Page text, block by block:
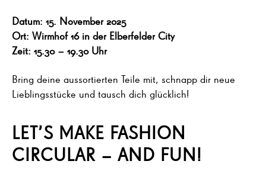
Datum: 15. November 2025
Ort: Wirmhof 16 in der Elberfelder City
Zeit: 15.30 – 19.30 Uhr
Bring deine aussortierten Teile mit, schnapp dir neue
Lieblingsstücke und tausch dich glücklich!
LET’S MAKE FASHION
CIRCULAR – AND FUN!